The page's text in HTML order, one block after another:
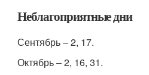
Неблагоприятные дни
Сентябрь – 2, 17.
Октябрь – 2, 16, 31.